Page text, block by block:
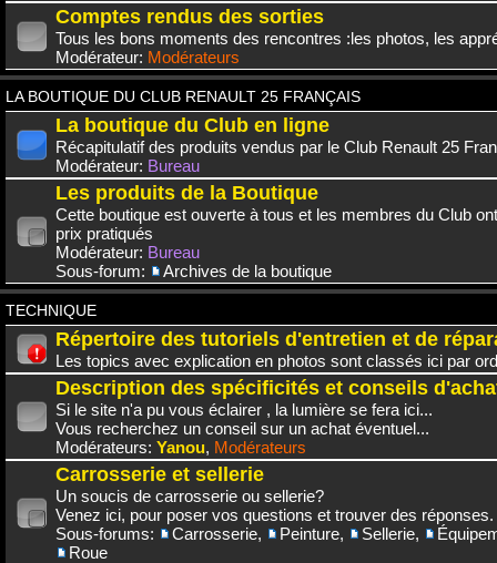
Comptes rendus des sorties
Tous les bons moments des rencontres :les photos, les
Modérateur: Modérateurs
LA BOUTIQUE DU CLUB RENAULT 25 FRANÇAIS
La boutique du Club en ligne
Récapitulatif des produits vendus par le Club Renault 25
Modérateur: Bureau
Les produits de la Boutique
Cette boutique est ouverte à tous et les membres du Club
prix pratiqués
Modérateur: Bureau
Sous-forum:
Archives de la boutique
TECHNIQUE
Répertoire des tutoriels d'entretien et de
Les topics avec explication en photos sont classés ici par
Description des spécificités et conseils
Si le site n'a pu vous éclairer , la lumière se fera ici...
Vous recherchez un conseil sur un achat éventuel...
Modérateurs: Yanou, Modérateurs
Carrosserie et sellerie
Un soucis de carrosserie ou sellerie?
Venez ici, pour poser vos questions et trouver des réponses.
Sous-forums:
Carrosserie, Peinture, Sellerie,
Roue